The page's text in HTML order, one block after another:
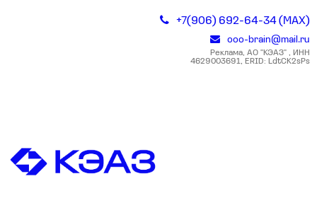
+7(906) 692-64-34 (MAX)
ooo-brain@mail.ru
Реклама, АО "КЭАЗ" , ИНН
4629003691, ERID: LdtCK2sPs